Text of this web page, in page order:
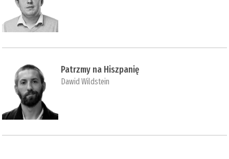
Patrzmy na Hiszpanię
Dawid Wildstein